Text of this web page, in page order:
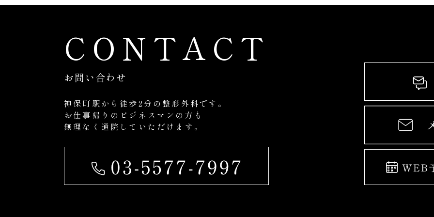
CONTACT
お問い合わせ
神保町駅から徒歩2分の整形外科です。
お仕事帰りのビジネスマンの方も
無理なく通院していただけます。